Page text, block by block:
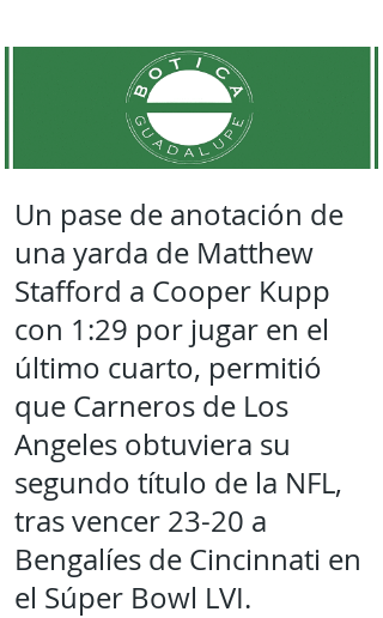
Un pase de anotación de
una yarda de Matthew
Stafford a Cooper Kupp
con 1:29 por jugar en el
último cuarto, permitió
que Carneros de Los
Angeles obtuviera su
segundo título de la NFL,
tras vencer 23-20 a
Bengalíes de Cincinnati en
el Súper Bowl LVI.